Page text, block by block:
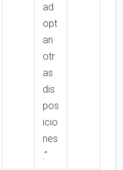
ad
opt
an
otr
as
dis
pos
icio
nes
.”